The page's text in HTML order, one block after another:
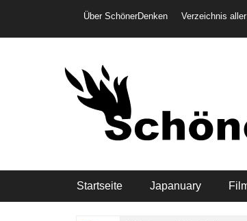
Header-Menü
Über SchönerDenken Verzeichnis
Hauptmenü
Startseite Japanuary